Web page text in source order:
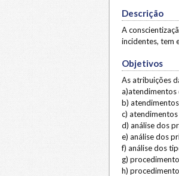
Descrição
A
incidentes, tem
Objetivos
As atribuições
a)atendimentos
b)
c)
d) análise dos
e) análise dos
f) análise dos
g)
h)